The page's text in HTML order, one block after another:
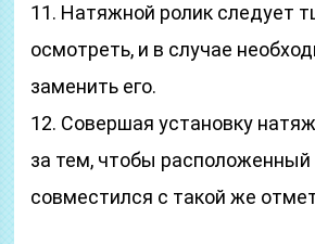
11. Натяжной ролик следует
осмотреть, и в случае
заменить его.
12. Совершая установку
за тем, чтобы расположенный
совместился с такой же